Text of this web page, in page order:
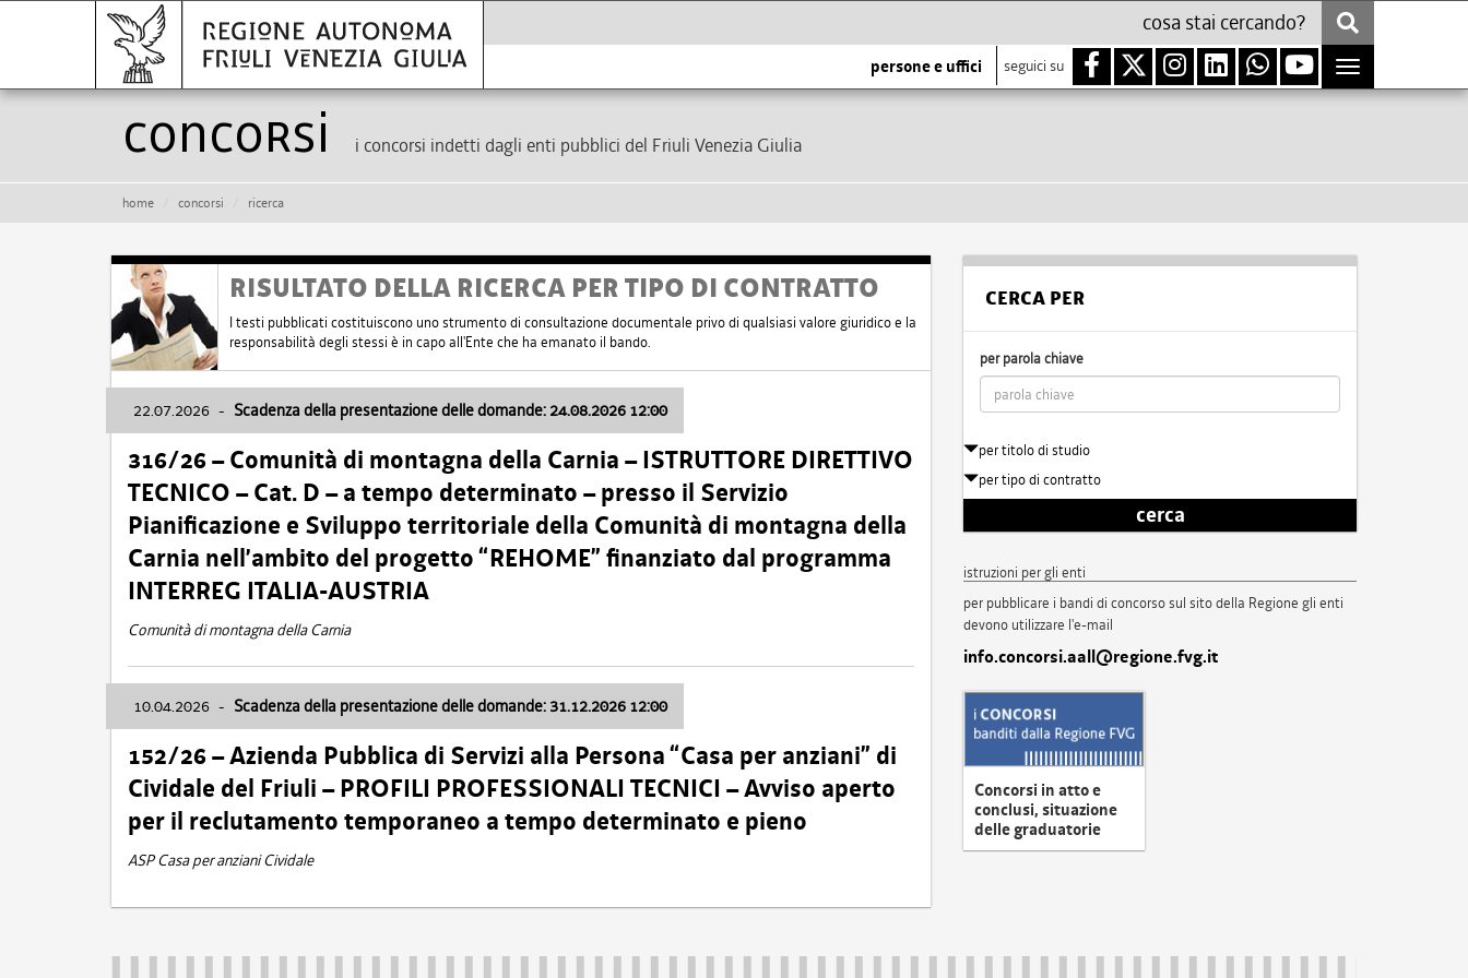
persone e uffici seguici su
Toggle
navigation
Concorsi i concorsi indetti dagli enti pubblici del Friuli Venezia Giulia
home concorsi ricerca
RISULTATO DELLA RICERCA PER TIPO DI CONTRATTO
I testi pubblicati costituiscono uno strumento di consultazione documentale privo di qualsiasi valore giuridico e la
responsabilità degli stessi è in capo all'Ente che ha emanato il bando.
22.07.2026 - Scadenza della presentazione delle domande: 24.08.2026 12:00
316/26 – Comunità di montagna della Carnia – ISTRUTTORE DIRETTIVO
TECNICO – Cat. D – a tempo determinato – presso il Servizio
Pianificazione e Sviluppo territoriale della Comunità di montagna della
Carnia nell’ambito del progetto “REHOME” finanziato dal programma
INTERREG ITALIA-AUSTRIA
Comunità di montagna della Carnia
10.04.2026 - Scadenza della presentazione delle domande: 31.12.2026 12:00
152/26 – Azienda Pubblica di Servizi alla Persona “Casa per anziani” di
Cividale del Friuli – PROFILI PROFESSIONALI TECNICI – Avviso aperto
per il reclutamento temporaneo a tempo determinato e pieno
ASP Casa per anziani Cividale
CERCA PER
per parola chiave
per titolo di studio
per tipo di contratto
cerca
istruzioni per gli enti
per pubblicare i bandi di concorso sul sito della Regione gli enti
devono utilizzare l'e-mail
info.concorsi.aall@regione.fvg.it
Concorsi in atto e
conclusi, situazione
delle graduatorie